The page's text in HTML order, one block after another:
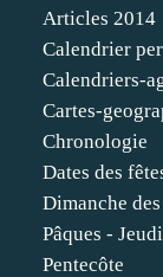
Articles 2014
Calendrier
Calendriers-
Cartes-
Chronologie
Dates des
Dimanche
Pâques -
Pentecôte